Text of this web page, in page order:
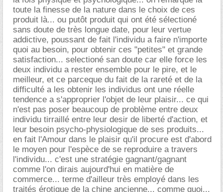
toute la finesse de la nature dans le choix de ces
produit là... ou putôt produit qui ont été sélectioné
sans doute de très longue date, pour leur vertue
addictive, poussant de fait l'individu a faire n'importe
quoi au besoin, pour obtenir ces "petites" et grande
satisfaction... selectioné san doute car elle force les
deux individu a rester ensemble pour le pire, et le
meilleur, et ce parceque du fait de la rareté et de la
difficulté a les obtenir les individus ont une réelle
tendence a s'approprier l'objet de leur plaisir... ce qui
n'est pas poser beaucoup de problème entre deux
individu tirraillé entre leur desir de liberté d'action, et
leur besoin psycho-physiologique de ses produits...
en fait l'Amour dans le plaisir qu'il procure est d'abord
le moyen pour l'espèce de se reproduire a travers
l'individu... c'est une stratégie gagnant/gagnant
comme l'on dirais aujourd'hui en matière de
commerce... terme d'ailleur très employé dans les
traités érotique de la chine ancienne... comme quoi...